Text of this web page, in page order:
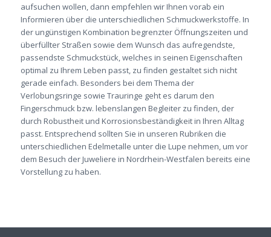
aufsuchen wollen, dann empfehlen wir Ihnen vorab ein
Informieren über die unterschiedlichen Schmuckwerkstoffe. In
der ungünstigen Kombination begrenzter Öffnungszeiten und
überfüllter Straßen sowie dem Wunsch das aufregendste,
passendste Schmuckstück, welches in seinen Eigenschaften
optimal zu Ihrem Leben passt, zu finden gestaltet sich nicht
gerade einfach. Besonders bei dem Thema der
Verlobungsringe sowie Trauringe geht es darum den
Fingerschmuck bzw. lebenslangen Begleiter zu finden, der
durch Robustheit und Korrosionsbeständigkeit in Ihren Alltag
passt. Entsprechend sollten Sie in unseren Rubriken die
unterschiedlichen Edelmetalle unter die Lupe nehmen, um vor
dem Besuch der Juweliere in Nordrhein-Westfalen bereits eine
Vorstellung zu haben.